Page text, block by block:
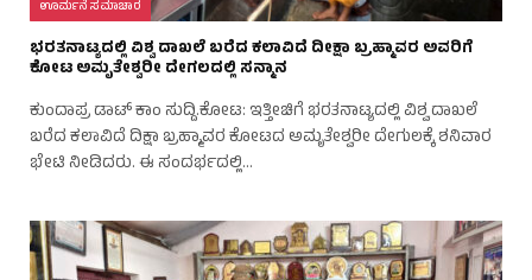
ಊರ್ಮನೆ ಸಮಾಚಾರ
ಭರತನಾಟ್ಯದಲ್ಲಿ ವಿಶ್ವ ದಾಖಲೆ ಬರೆದ ಕಲಾವಿದೆ ದೀಕ್ಷಾ ಬ್ರಹ್ಮಾವರ ಅವರಿಗೆ
ಕೋಟ ಅಮೃತೇಶ್ವರೀ ದೇಗಲದಲ್ಲಿ ಸನ್ಮಾನ
ಕುಂದಾಪ್ರ ಡಾಟ್‌ ಕಾಂ ಸುದ್ದಿ.ಕೋಟ: ಇತ್ತೀಚಿಗೆ ಭರತನಾಟ್ಯದಲ್ಲಿ ವಿಶ್ವ ದಾಖಲೆ
ಬರೆದ ಕಲಾವಿದೆ ದಿಕ್ಷಾ ಬ್ರಹ್ಮಾವರ ಕೋಟದ ಅಮೃತೇಶ್ವರೀ ದೇಗುಲಕ್ಕೆ ಶನಿವಾರ
ಭೇಟಿ ನೀಡಿದರು. ಈ ಸಂದರ್ಭದಲ್ಲಿ…